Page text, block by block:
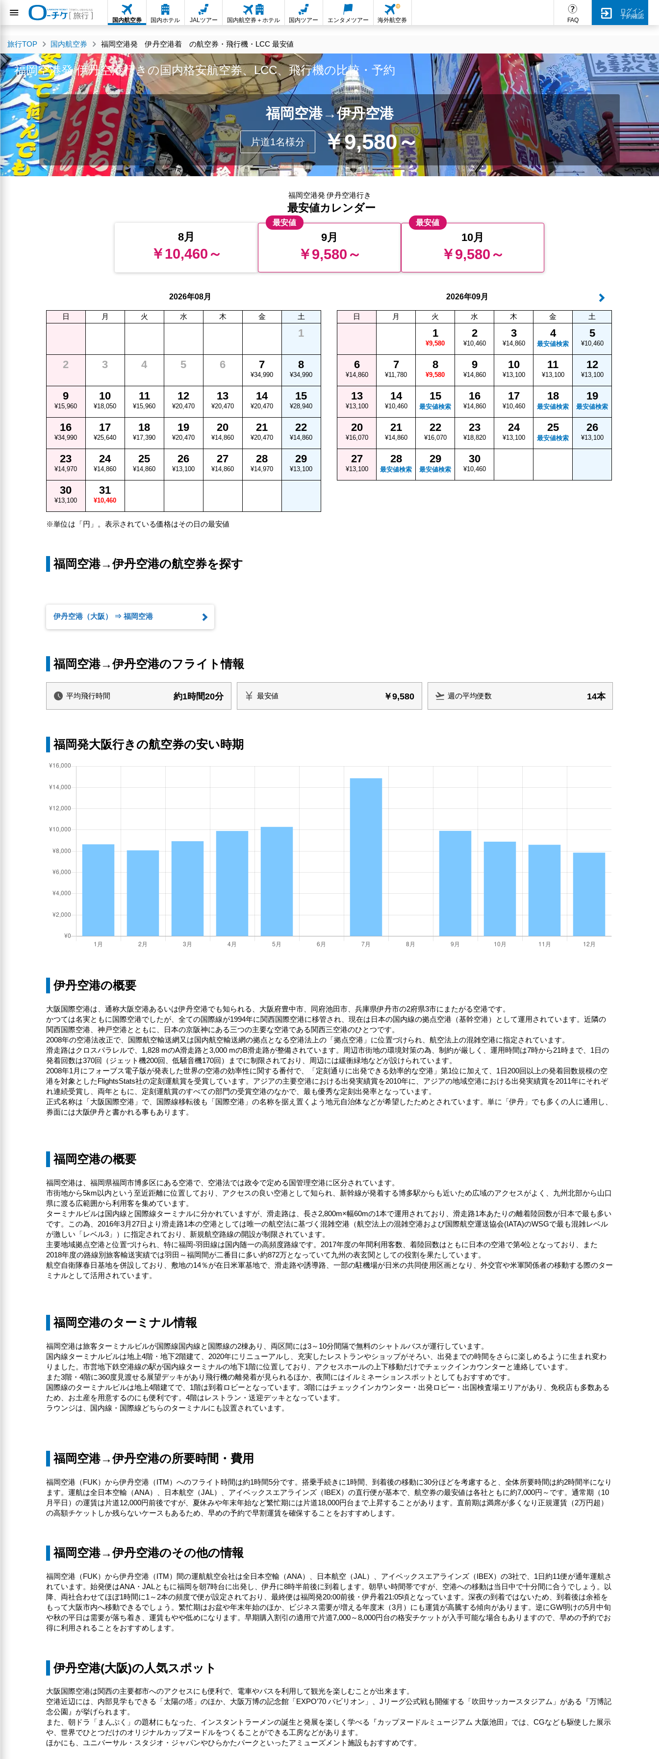
FAQ
ログイン
予約確認
国内航空券 国内ホテル JALツアー 国内航空券＋ホテル 国内ツアー エンタメツアー 海外航空券
旅行TOP 国内航空券 福岡空港発 伊丹空港着 の航空券・飛行機・LCC 最安値
福岡空港発 伊丹空港行きの国内格安航空券、LCC、飛行機の比較・予約
福岡空港→伊丹空港
片道1名様分 ￥9,580～
福岡空港発 伊丹空港行き
最安値カレンダー
8月
￥10,460～
最安値
9月
￥9,580～
最安値
10月
￥9,580～
2026年08月
日 月 火 水 木 金 土
1
2 3 4 5 6 7
¥34,990
8
¥34,990
9
¥15,960
10
¥18,050
11
¥15,960
12
¥20,470
13
¥20,470
14
¥20,470
15
¥28,940
16
¥34,990
17
¥25,640
18
¥17,390
19
¥20,470
20
¥14,860
21
¥20,470
22
¥14,860
23
¥14,970
24
¥14,860
25
¥14,860
26
¥13,100
27
¥14,860
28
¥14,970
29
¥13,100
30
¥13,100
31
¥10,460
2026年09月
日 月 火 水 木 金 土
1
¥9,580
2
¥10,460
3
¥14,860
4
最安値検索
5
¥10,460
6
¥14,860
7
¥11,780
8
¥9,580
9
¥14,860
10
¥13,100
11
¥13,100
12
¥13,100
13
¥13,100
14
¥10,460
15
最安値検索
16
¥14,860
17
¥10,460
18
最安値検索
19
最安値検索
20
¥16,070
21
¥14,860
22
¥16,070
23
¥18,820
24
¥13,100
25
最安値検索
26
¥13,100
27
¥13,100
28
最安値検索
29
最安値検索
30
¥10,460
※単位は「円」。表示されている価格はその日の最安値
福岡空港→伊丹空港の航空券を探す
伊丹空港（大阪） ⇒ 福岡空港
福岡空港→伊丹空港のフライト情報
平均飛行時間 約1時間20分 最安値 ￥9,580 週の平均便数 14本
福岡発大阪行きの航空券の安い時期
伊丹空港の概要
大阪国際空港は、通称大阪空港あるいは伊丹空港でも知られる、大阪府豊中市、同府池田市、兵庫県伊丹市の2府県3市にまたがる空港です。
かつては名実ともに国際空港でしたが、全ての国際線が1994年に関西国際空港に移管され、現在は日本の国内線の拠点空港（基幹空港）として運用されています。近隣の
関西国際空港、神戸空港とともに、日本の京阪神にある三つの主要な空港である関西三空港のひとつです。
2008年の空港法改正で、国際航空輸送網又は国内航空輸送網の拠点となる空港法上の「拠点空港」に位置づけられ、航空法上の混雑空港に指定されています。
滑走路はクロスパラレルで、1,828 mのA滑走路と3,000 mのB滑走路が整備されています。周辺市街地の環境対策の為、制約が厳しく、運用時間は7時から21時まで、1日の
発着回数は370回（ジェット機200回、低騒音機170回）までに制限されており、周辺には緩衝緑地などが設けられています。
2008年1月にフォーブス電子版が発表した世界の空港の効率性に関する番付で、「定刻通りに出発できる効率的な空港」第1位に加えて、1日200回以上の発着回数規模の空
港を対象としたFlightsStats社の定刻運航賞を受賞しています。アジアの主要空港における出発実績賞を2010年に、アジアの地域空港における出発実績賞を2011年にそれぞ
れ連続受賞し、両年ともに、定刻運航賞のすべての部門の受賞空港のなかで、最も優秀な定刻出発率となっています。
正式名称は「大阪国際空港」で、国際線移転後も「国際空港」の名称を据え置くよう地元自治体などが希望したためとされています。単に「伊丹」でも多くの人に通用し、
券面には大阪伊丹と書かれる事もあります。
福岡空港の概要
福岡空港は、福岡県福岡市博多区にある空港で、空港法では政令で定める国管理空港に区分されています。
市街地から5km以内という至近距離に位置しており、アクセスの良い空港として知られ、新幹線が発着する博多駅からも近いため広域のアクセスがよく、九州北部から山口
県に渡る広範囲から利用客を集めています。
ターミナルビルは国内線と国際線ターミナルに分かれていますが、滑走路は、長さ2,800m×幅60mの1本で運用されており、滑走路1本あたりの離着陸回数が日本で最も多い
です。この為、2016年3月27日より滑走路1本の空港としては唯一の航空法に基づく混雑空港（航空法上の混雑空港および国際航空運送協会(IATA)のWSGで最も混雑レベル
が激しい「レベル3」）に指定されており、新規航空路線の開設が制限されています。
主要地域拠点空港と位置づけられ、特に福岡-羽田線は国内随一の高頻度路線です。2017年度の年間利用客数、着陸回数はともに日本の空港で第4位となっており、また
2018年度の路線別旅客輸送実績では羽田～福岡間が二番目に多い約872万となっていて九州の表玄関としての役割を果たしています。
航空自衛隊春日基地を併設しており、敷地の14％が在日米軍基地で、滑走路や誘導路、一部の駐機場が日米の共同使用区画となり、外交官や米軍関係者の移動する際のター
ミナルとして活用されています。
福岡空港のターミナル情報
福岡空港は旅客ターミナルビルが国際線国内線と国際線の2棟あり、両区間には3～10分間隔で無料のシャトルバスが運行しています。
国内線ターミナルビルは地上4階・地下2階建て、2020年にリニューアルし、充実したレストランやショップがそろい、出発までの時間をさらに楽しめるように生まれ変わ
りました。市営地下鉄空港線の駅が国内線ターミナルの地下1階に位置しており、アクセスホールの上下移動だけでチェックインカウンターと連絡しています。
また3階・4階に360度見渡せる展望デッキがあり飛行機の離発着が見られるほか、夜間にはイルミネーションスポットとしてもおすすめです。
国際線のターミナルビルは地上4階建てで、1階は到着ロビーとなっています。3階にはチェックインカウンター・出発ロビー・出国検査場エリアがあり、免税店も多数ある
ため、お土産を用意するのにも便利です。4階はレストラン・送迎デッキとなっています。
ラウンジは、国内線・国際線どちらのターミナルにも設置されています。
福岡空港→伊丹空港の所要時間・費用
福岡空港（FUK）から伊丹空港（ITM）へのフライト時間は約1時間5分です。搭乗手続きに1時間、到着後の移動に30分ほどを考慮すると、全体所要時間は約2時間半になり
ます。運航は全日本空輸（ANA）、日本航空（JAL）、アイベックスエアラインズ（IBEX）の直行便が基本で、航空券の最安値は各社ともに約7,000円～です。通常期（10
月平日）の運賃は片道12,000円前後ですが、夏休みや年末年始など繁忙期には片道18,000円台まで上昇することがあります。直前期は満席が多くなり正規運賃（2万円超）
の高額チケットしか残らないケースもあるため、早めの予約で早割運賃を確保することをおすすめします。
福岡空港→伊丹空港のその他の情報
福岡空港（FUK）から伊丹空港（ITM）間の運航航空会社は全日本空輸（ANA）、日本航空（JAL）、アイベックスエアラインズ（IBEX）の3社で、1日約11便が通年運航さ
れています。始発便はANA・JALともに福岡を朝7時台に出発し、伊丹に8時半前後に到着します。朝早い時間帯ですが、空港への移動は当日中で十分間に合うでしょう。以
降、両社合わせてほぼ1時間に1～2本の頻度で便が設定されており、最終便は福岡発20:00前後・伊丹着21:05頃となっています。深夜の到着ではないため、到着後は余裕を
もって大阪市内へ移動できるでしょう。繁忙期はお盆や年末年始のほか、ビジネス需要が増える年度末（3月）にも運賃が高騰する傾向があります。逆にGW明けの5月中旬
や秋の平日は需要が落ち着き、運賃もやや低めになります。早期購入割引の適用で片道7,000～8,000円台の格安チケットが入手可能な場合もありますので、早めの予約でお
得に利用されることをおすすめします。
伊丹空港(大阪)の人気スポット
大阪国際空港は関西の主要都市へのアクセスにも便利で、電車やバスを利用して観光を楽しむことが出来ます。
空港近辺には、内部見学もできる「太陽の塔」のほか、大阪万博の記念館「EXPO’70 パビリオン」、Jリーグ公式戦も開催する「吹田サッカースタジアム」がある『万博記
念公園』が挙げられます。
また、朝ドラ「まんぷく」の題材にもなった、インスタントラーメンの誕生と発展を楽しく学べる『カップヌードルミュージアム 大阪池田』では、CGなども駆使した展示
や、世界でひとつだけのオリジナルカップヌードルをつくることができる工房などがあります。
ほかにも、ユニバーサル・スタジオ・ジャパンやひらかたパークといったアミューズメント施設もおすすめです。